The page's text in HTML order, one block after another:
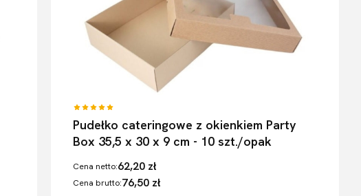
Pudełko cateringowe z okienkiem Party
Box 35,5 x 30 x 9 cm - 10 szt./opak
Cena netto:62,20 zł
Cena brutto:76,50 zł